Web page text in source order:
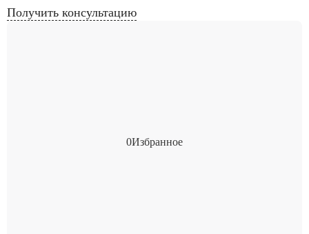
Получить консультацию
0Избранное